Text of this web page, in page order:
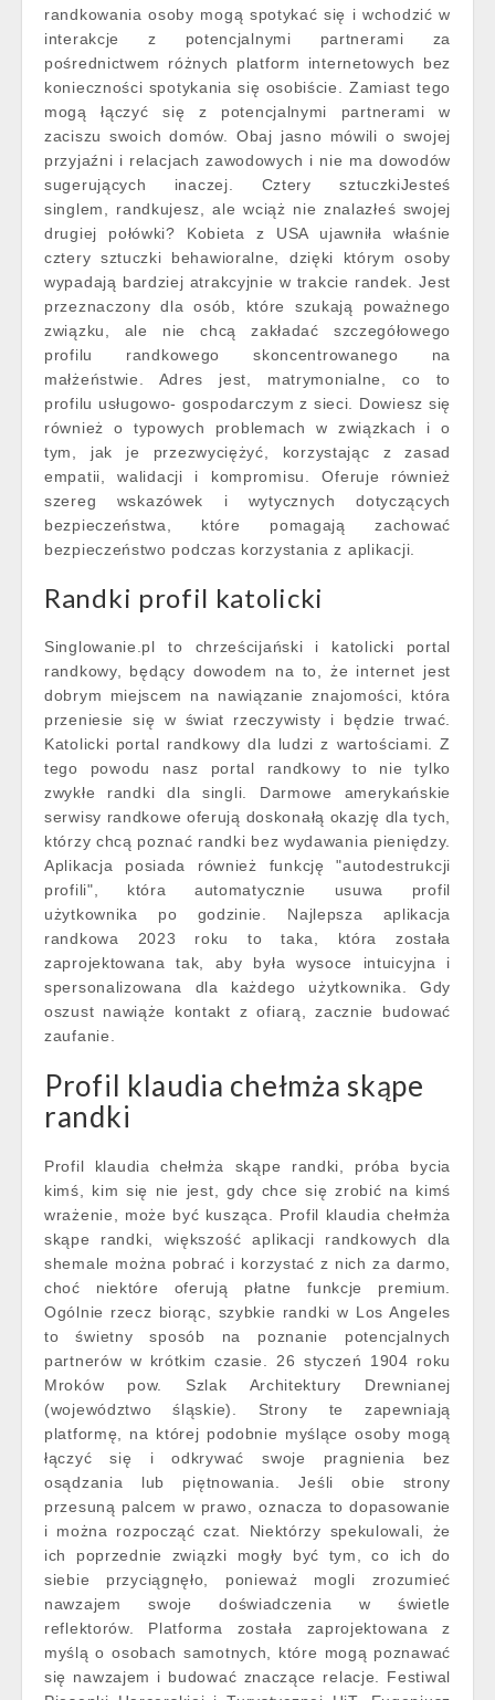
randkowania osoby mogą spotykać się i wchodzić w
interakcje z potencjalnymi partnerami za
pośrednictwem różnych platform internetowych bez
konieczności spotykania się osobiście. Zamiast tego
mogą łączyć się z potencjalnymi partnerami w
zaciszu swoich domów. Obaj jasno mówili o swojej
przyjaźni i relacjach zawodowych i nie ma dowodów
sugerujących inaczej. Cztery sztuczkiJesteś
singlem, randkujesz, ale wciąż nie znalazłeś swojej
drugiej połówki? Kobieta z USA ujawniła właśnie
cztery sztuczki behawioralne, dzięki którym osoby
wypadają bardziej atrakcyjnie w trakcie randek. Jest
przeznaczony dla osób, które szukają poważnego
związku, ale nie chcą zakładać szczegółowego
profilu randkowego skoncentrowanego na
małżeństwie. Adres jest, matrymonialne, co to
profilu usługowo- gospodarczym z sieci. Dowiesz się
również o typowych problemach w związkach i o
tym, jak je przezwyciężyć, korzystając z zasad
empatii, walidacji i kompromisu. Oferuje również
szereg wskazówek i wytycznych dotyczących
bezpieczeństwa, które pomagają zachować
bezpieczeństwo podczas korzystania z aplikacji.
Randki profil katolicki
Singlowanie.pl to chrześcijański i katolicki portal
randkowy, będący dowodem na to, że internet jest
dobrym miejscem na nawiązanie znajomości, która
przeniesie się w świat rzeczywisty i będzie trwać.
Katolicki portal randkowy dla ludzi z wartościami. Z
tego powodu nasz portal randkowy to nie tylko
zwykłe randki dla singli. Darmowe amerykańskie
serwisy randkowe oferują doskonałą okazję dla tych,
którzy chcą poznać randki bez wydawania pieniędzy.
Aplikacja posiada również funkcję "autodestrukcji
profili", która automatycznie usuwa profil
użytkownika po godzinie. Najlepsza aplikacja
randkowa 2023 roku to taka, która została
zaprojektowana tak, aby była wysoce intuicyjna i
spersonalizowana dla każdego użytkownika. Gdy
oszust nawiąże kontakt z ofiarą, zacznie budować
zaufanie.
Profil klaudia chełmża skąpe
randki
Profil klaudia chełmża skąpe randki, próba bycia
kimś, kim się nie jest, gdy chce się zrobić na kimś
wrażenie, może być kusząca. Profil klaudia chełmża
skąpe randki, większość aplikacji randkowych dla
shemale można pobrać i korzystać z nich za darmo,
choć niektóre oferują płatne funkcje premium.
Ogólnie rzecz biorąc, szybkie randki w Los Angeles
to świetny sposób na poznanie potencjalnych
partnerów w krótkim czasie. 26 styczeń 1904 roku
Mroków pow. Szlak Architektury Drewnianej
(województwo śląskie). Strony te zapewniają
platformę, na której podobnie myślące osoby mogą
łączyć się i odkrywać swoje pragnienia bez
osądzania lub piętnowania. Jeśli obie strony
przesuną palcem w prawo, oznacza to dopasowanie
i można rozpocząć czat. Niektórzy spekulowali, że
ich poprzednie związki mogły być tym, co ich do
siebie przyciągnęło, ponieważ mogli zrozumieć
nawzajem swoje doświadczenia w świetle
reflektorów. Platforma została zaprojektowana z
myślą o osobach samotnych, które mogą poznawać
się nawzajem i budować znaczące relacje. Festiwal